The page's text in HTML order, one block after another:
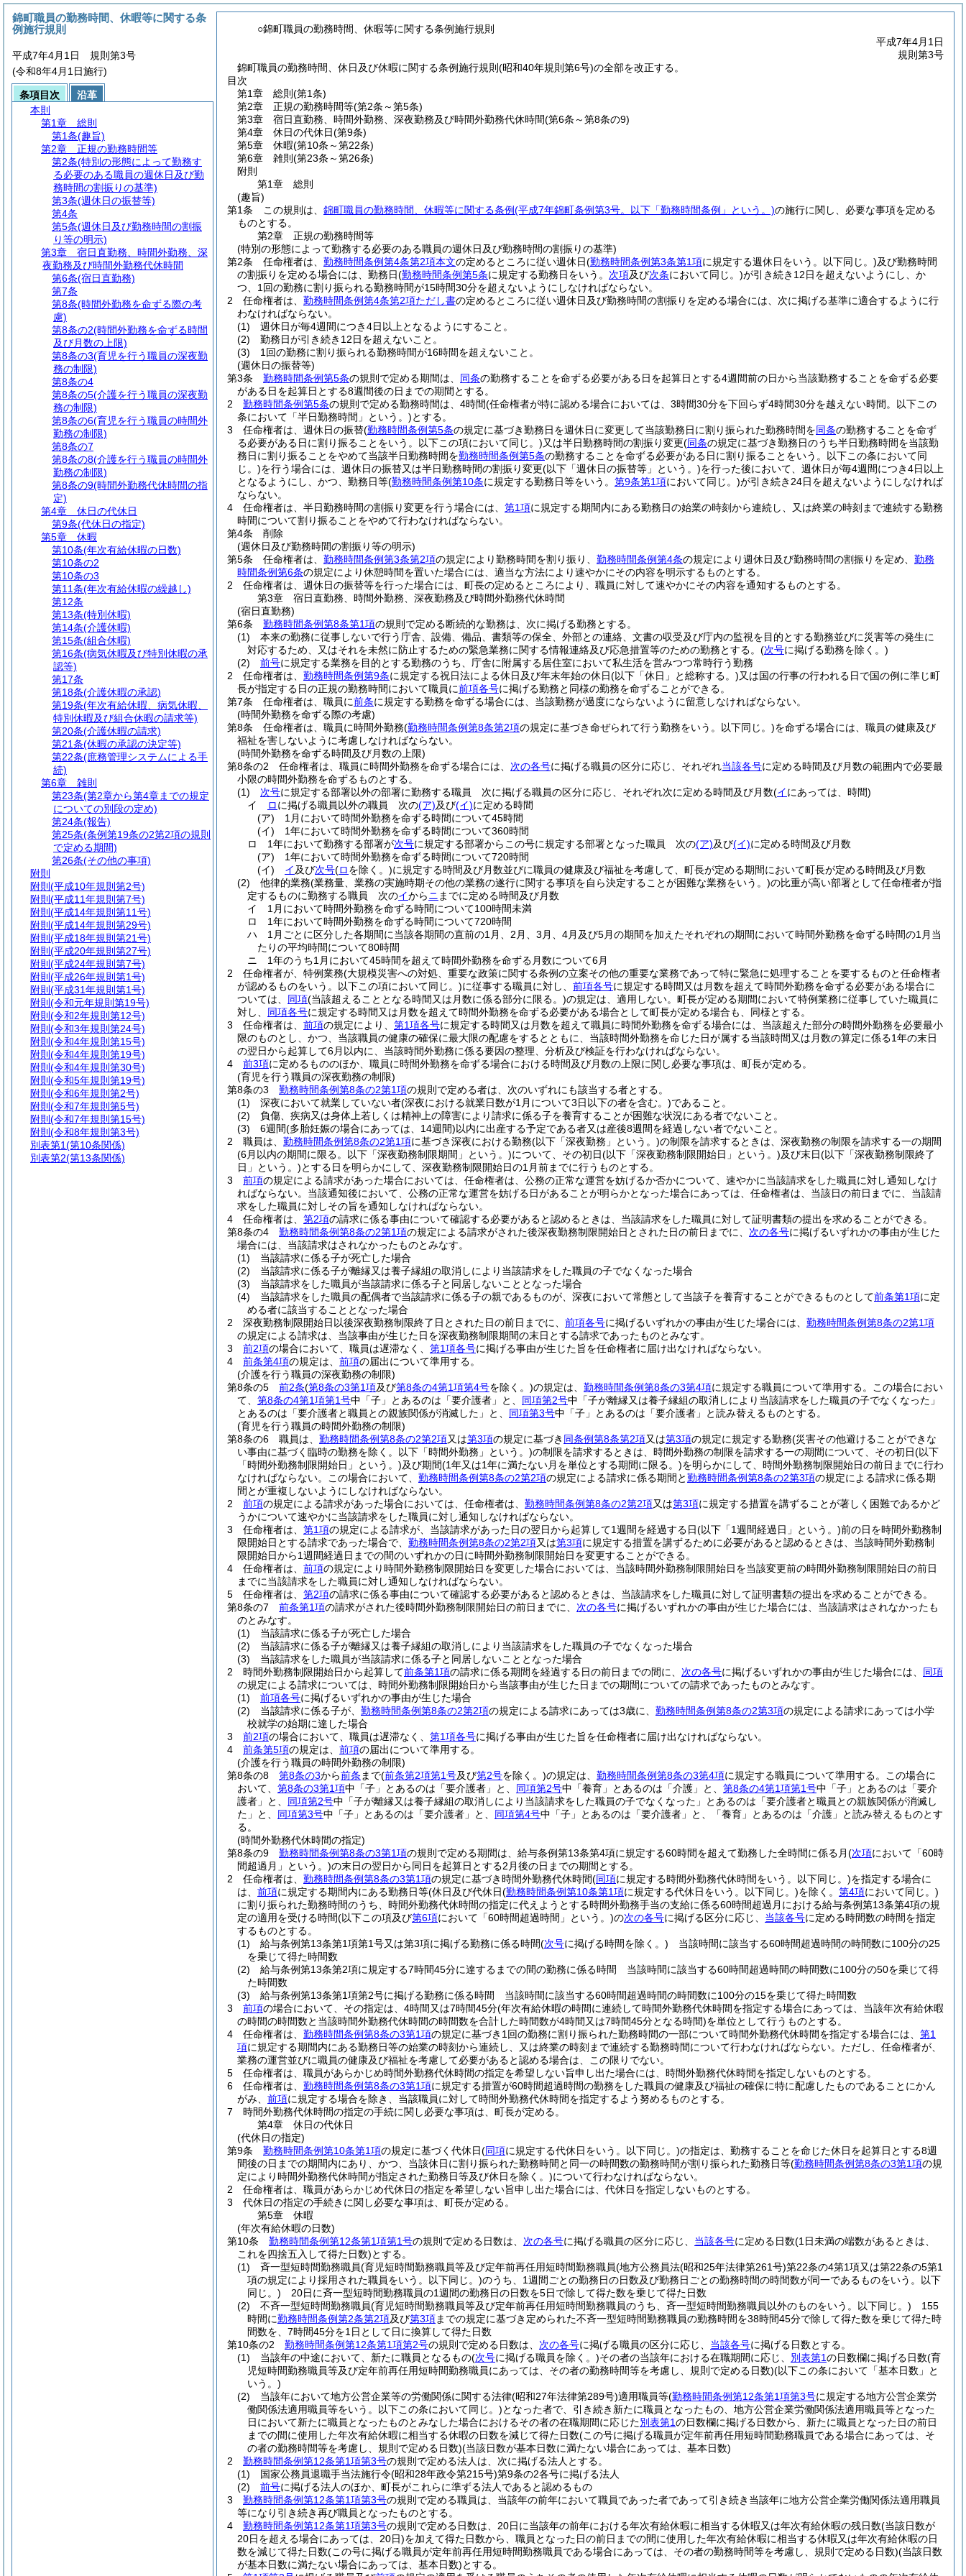
○錦町職員の勤務時間、休暇等に関する条例施行規則
平成7年4月1日
規則第3号
錦町職員の勤務時間、休日及び休暇に関する条例施行規則(昭和40年規則第6号)の全部を改正する。
目次
第1章
総則 (第1条)
第2章
正規の勤務時間等(第2条～第5条)
第3章
宿日直勤務、時間外勤務、深夜勤務及び時間外勤務代休時間(第6条～第8条の9)
第4章
休日の代休日(第9条)
第5章
休暇(第10条～第22条)
第6章
雑則 (第23条～第26条)
附則
第1章
総則
(趣旨)
第1条
この規則は、 錦町職員の勤務時間、休暇等に関する条例(平成7年錦町条例第3号。以下「勤務時間条例」という。)の施行に関し、必要な事項を定める
ものとする。
第2章
正規の勤務時間等
(特別の形態によって勤務する必要のある職員の週休日及び勤務時間の割振りの基準)
第2条
任命権者は、 勤務時間条例第4条第2項本文の定めるところに従い週休日(勤務時間条例第3条第1項に規定する週休日をいう。以下同じ。)及び勤務時間
の割振りを定める場合には、勤務日(勤務時間条例第5条に規定する勤務日をいう。 次項及び次条において同じ。)が引き続き12日を超えないようにし、か
つ、1回の勤務に割り振られる勤務時間が15時間30分を超えないようにしなければならない。
2
任命権者は、 勤務時間条例第4条第2項ただし書の定めるところに従い週休日及び勤務時間の割振りを定める場合には、次に掲げる基準に適合するように行
わなければならない。
(1)
週休日が毎4週間につき4日以上となるようにすること。
(2)
勤務日が引き続き12日を超えないこと。
(3)
1回の勤務に割り振られる勤務時間が16時間を超えないこと。
(週休日の振替等)
第3条
勤務時間条例第5条の規則で定める期間は、 同条の勤務することを命ずる必要がある日を起算日とする4週間前の日から当該勤務することを命ずる必要
がある日を起算日とする8週間後の日までの期間とする。
2
勤務時間条例第5条の規則で定める勤務時間は、4時間(任命権者が特に認める場合においては、3時間30分を下回らず4時間30分を越えない時間。以下この
条において「半日勤務時間」という。)とする。
3
任命権者は、週休日の振替(勤務時間条例第5条の規定に基づき勤務日を週休日に変更して当該勤務日に割り振られた勤務時間を同条の勤務することを命ず
る必要がある日に割り振ることをいう。以下この項において同じ。)又は半日勤務時間の割振り変更(同条の規定に基づき勤務日のうち半日勤務時間を当該勤
務日に割り振ることをやめて当該半日勤務時間を勤務時間条例第5条の勤務することを命ずる必要がある日に割り振ることをいう。以下この条において同
じ。)を行う場合には、週休日の振替又は半日勤務時間の割振り変更(以下「週休日の振替等」という。)を行った後において、週休日が毎4週間につき4日以上
となるようにし、かつ、勤務日等(勤務時間条例第10条に規定する勤務日等をいう。 第9条第1項において同じ。)が引き続き24日を超えないようにしなければ
ならない。
4
任命権者は、半日勤務時間の割振り変更を行う場合には、 第1項に規定する期間内にある勤務日の始業の時刻から連続し、又は終業の時刻まで連続する勤務
時間について割り振ることをやめて行わなければならない。
第4条
削除
(週休日及び勤務時間の割振り等の明示)
第5条
任命権者は、 勤務時間条例第3条第2項の規定により勤務時間を割り振り、 勤務時間条例第4条の規定により週休日及び勤務時間の割振りを定め、 勤務
時間条例第6条の規定により休憩時間を置いた場合には、適当な方法により速やかにその内容を明示するものとする。
2
任命権者は、週休日の振替等を行った場合には、町長の定めるところにより、職員に対して速やかにその内容を通知するものとする。
第3章
宿日直勤務、時間外勤務、深夜勤務及び時間外勤務代休時間
(宿日直勤務)
第6条
勤務時間条例第8条第1項の規則で定める断続的な勤務は、次に掲げる勤務とする。
(1)
本来の勤務に従事しないで行う庁舎、設備、備品、書類等の保全、外部との連絡、文書の収受及び庁内の監視を目的とする勤務並びに災害等の発生に
対応するため、又はそれを未然に防止するための緊急業務に関する情報連絡及び応急措置等のための勤務とする。 (次号に掲げる勤務を除く。)
(2)
前号に規定する業務を目的とする勤務のうち、庁舎に附属する居住室において私生活を営みつつ常時行う勤務
2
任命権者は、 勤務時間条例第9条に規定する祝日法による休日及び年末年始の休日(以下「休日」と総称する。)又は国の行事の行われる日で国の例に準じ町
長が指定する日の正規の勤務時間において職員に前項各号に掲げる勤務と同様の勤務を命ずることができる。
第7条
任命権者は、職員に前条に規定する勤務を命ずる場合には、当該勤務が過度にならないように留意しなければならない。
(時間外勤務を命ずる際の考慮)
第8条
任命権者は、職員に時間外勤務(勤務時間条例第8条第2項の規定に基づき命ぜられて行う勤務をいう。以下同じ。)を命ずる場合には、職員の健康及び
福祉を害しないように考慮しなければならない。
(時間外勤務を命ずる時間及び月数の上限)
第8条の2
任命権者は、職員に時間外勤務を命ずる場合には、 次の各号に掲げる職員の区分に応じ、それぞれ当該各号に定める時間及び月数の範囲内で必要最
小限の時間外勤務を命ずるものとする。
(1)
次号に規定する部署以外の部署に勤務する職員 次に掲げる職員の区分に応じ、それぞれ次に定める時間及び月数(イにあっては、時間)
イ
ロに掲げる職員以外の職員 次の(ア)及び(イ)に定める時間
(ア)
1月において時間外勤務を命ずる時間について45時間
(イ)
1年において時間外勤務を命ずる時間について360時間
ロ
1年において勤務する部署が次号に規定する部署からこの号に規定する部署となった職員 次の(ア)及び(イ)に定める時間及び月数
(ア)
1年において時間外勤務を命ずる時間について720時間
(イ)
イ及び次号(ロを除く。)に規定する時間及び月数並びに職員の健康及び福祉を考慮して、町長が定める期間において町長が定める時間及び月数
(2)
他律的業務(業務量、業務の実施時期その他の業務の遂行に関する事項を自ら決定することが困難な業務をいう。)の比重が高い部署として任命権者が指
定するものに勤務する職員 次のイからニ までに定める時間及び月数
イ
1月において時間外勤務を命ずる時間について100時間未満
ロ
1年において時間外勤務を命ずる時間について720時間
ハ
1月ごとに区分した各期間に当該各期間の直前の1月、2月、3月、4月及び5月の期間を加えたそれぞれの期間において時間外勤務を命ずる時間の1月当
たりの平均時間について80時間
ニ
1年のうち1月において45時間を超えて時間外勤務を命ずる月数について6月
2
任命権者が、特例業務(大規模災害への対処、重要な政策に関する条例の立案その他の重要な業務であって特に緊急に処理することを要するものと任命権者
が認めるものをいう。以下この項において同じ。)に従事する職員に対し、 前項各号に規定する時間又は月数を超えて時間外勤務を命ずる必要がある場合に
ついては、 同項(当該超えることとなる時間又は月数に係る部分に限る。)の規定は、適用しない。 町長が定める期間において特例業務に従事していた職員に
対し、 同項各号に規定する時間又は月数を超えて時間外勤務を命ずる必要がある場合として町長が定める場合も、同様とする。
3
任命権者は、 前項の規定により、 第1項各号に規定する時間又は月数を超えて職員に時間外勤務を命ずる場合には、当該超えた部分の時間外勤務を必要最小
限のものとし、かつ、当該職員の健康の確保に最大限の配慮をするとともに、当該時間外勤務を命じた日が属する当該時間又は月数の算定に係る1年の末日
の翌日から起算して6月以内に、当該時間外勤務に係る要因の整理、分析及び検証を行わなければならない。
4
前3項に定めるもののほか、職員に時間外勤務を命ずる場合における時間及び月数の上限に関し必要な事項は、町長が定める。
(育児を行う職員の深夜勤務の制限)
第8条の3
勤務時間条例第8条の2第1項の規則で定める者は、次のいずれにも該当する者とする。
(1)
深夜において就業していない者(深夜における就業日数が1月について3日以下の者を含む。)であること。
(2)
負傷、疾病又は身体上若しくは精神上の障害により請求に係る子を養育することが困難な状況にある者でないこと。
(3)
6週間(多胎妊娠の場合にあっては、14週間)以内に出産する予定である者又は産後8週間を経過しない者でないこと。
2
職員は、 勤務時間条例第8条の2第1項に基づき深夜における勤務(以下「深夜勤務」という。)の制限を請求するときは、深夜勤務の制限を請求する一の期間
(6月以内の期間に限る。以下「深夜勤務制限期間」という。)について、その初日(以下「深夜勤務制限開始日」という。)及び末日(以下「深夜勤務制限終了
日」という。)とする日を明らかにして、深夜勤務制限開始日の1月前までに行うものとする。
3
前項の規定による請求があった場合においては、任命権者は、公務の正常な運営を妨げるか否かについて、速やかに当該請求をした職員に対し通知しなけ
ればならない。 当該通知後において、公務の正常な運営を妨げる日があることが明らかとなった場合にあっては、任命権者は、当該日の前日までに、当該請
求をした職員に対しその旨を通知しなければならない。
4
任命権者は、 第2項の請求に係る事由について確認する必要があると認めるときは、当該請求をした職員に対して証明書類の提出を求めることができる。
第8条の4
勤務時間条例第8条の2第1項の規定による請求がされた後深夜勤務制限開始日とされた日の前日までに、 次の各号に掲げるいずれかの事由が生じた
場合には、当該請求はされなかったものとみなす。
(1)
当該請求に係る子が死亡した場合
(2)
当該請求に係る子が離縁又は養子縁組の取消しにより当該請求をした職員の子でなくなった場合
(3)
当該請求をした職員が当該請求に係る子と同居しないこととなった場合
(4)
当該請求をした職員の配偶者で当該請求に係る子の親であるものが、深夜において常態として当該子を養育することができるものとして前条第1項に定
める者に該当することとなった場合
2
深夜勤務制限開始日以後深夜勤務制限終了日とされた日の前日までに、 前項各号に掲げるいずれかの事由が生じた場合には、 勤務時間条例第8条の2第1項
の規定による請求は、当該事由が生じた日を深夜勤務制限期間の末日とする請求であったものとみなす。
3
前2項の場合において、職員は遅滞なく、 第1項各号に掲げる事由が生じた旨を任命権者に届け出なければならない。
4
前条第4項の規定は、 前項の届出について準用する。
(介護を行う職員の深夜勤務の制限)
第8条の5
前2条(第8条の3第1項及び第8条の4第1項第4号を除く。)の規定は、 勤務時間条例第8条の3第4項に規定する職員について準用する。
この場合におい
て、 第8条の4第1項第1号中「子」とあるのは「要介護者」と、 同項第2号中「子が離縁又は養子縁組の取消しにより当該請求をした職員の子でなくなった」
とあるのは「要介護者と職員との親族関係が消滅した」と、 同項第3号中「子」とあるのは「要介護者」と読み替えるものとする。
(育児を行う職員の時間外勤務の制限)
第8条の6
職員は、 勤務時間条例第8条の2第2項又は第3項の規定に基づき 同条例第8条第2項又は第3項の規定に規定する勤務(災害その他避けることができな
い事由に基づく臨時の勤務を除く。以下「時間外勤務」という。)の制限を請求するときは、時間外勤務の制限を請求する一の期間について、その初日(以下
「時間外勤務制限開始日」という。)及び期間(1年又は1年に満たない月を単位とする期間に限る。)を明らかにして、時間外勤務制限開始日の前日までに行わ
なければならない。
この場合において、 勤務時間条例第8条の2第2項の規定による請求に係る期間と勤務時間条例第8条の2第3項の規定による請求に係る期
間とが重複しないようにしなければならない。
2
前項の規定による請求があった場合においては、任命権者は、 勤務時間条例第8条の2第2項又は第3項に規定する措置を講ずることが著しく困難であるかど
うかについて速やかに当該請求をした職員に対し通知しなければならない。
3
任命権者は、 第1項の規定による請求が、当該請求があった日の翌日から起算して1週間を経過する日(以下「1週間経過日」という。)前の日を時間外勤務制
限開始日とする請求であった場合で、 勤務時間条例第8条の2第2項又は第3項に規定する措置を講ずるために必要があると認めるときは、当該時間外勤務制
限開始日から1週間経過日までの間のいずれかの日に時間外勤務制限開始日を変更することができる。
4
任命権者は、 前項の規定により時間外勤務制限開始日を変更した場合においては、当該時間外勤務制限開始日を当該変更前の時間外勤務制限開始日の前日
までに当該請求をした職員に対し通知しなければならない。
5
任命権者は、 第2項の請求に係る事由について確認する必要があると認めるときは、当該請求をした職員に対して証明書類の提出を求めることができる。
第8条の7
前条第1項の請求がされた後時間外勤務制限開始日の前日までに、 次の各号に掲げるいずれかの事由が生じた場合には、当該請求はされなかったも
のとみなす。
(1)
当該請求に係る子が死亡した場合
(2)
当該請求に係る子が離縁又は養子縁組の取消しにより当該請求をした職員の子でなくなった場合
(3)
当該請求をした職員が当該請求に係る子と同居しないこととなった場合
2
時間外勤務制限開始日から起算して前条第1項の請求に係る期間を経過する日の前日までの間に、 次の各号に掲げるいずれかの事由が生じた場合には、 同項
の規定による請求については、時間外勤務制限開始日から当該事由が生じた日までの期間についての請求であったものとみなす。
(1)
前項各号に掲げるいずれかの事由が生じた場合
(2)
当該請求に係る子が、 勤務時間条例第8条の2第2項の規定による請求にあっては3歳に、 勤務時間条例第8条の2第3項の規定による請求にあっては小学
校就学の始期に達した場合
3
前2項の場合において、職員は遅滞なく、 第1項各号に掲げる事由が生じた旨を任命権者に届け出なければならない。
4
前条第5項の規定は、 前項の届出について準用する。
(介護を行う職員の時間外勤務の制限)
第8条の8
第8条の3から前条 まで(前条第2項第1号及び第2号を除く。)の規定は、 勤務時間条例第8条の3第4項に規定する職員について準用する。
この場合に
おいて、 第8条の3第1項中「子」とあるのは「要介護者」と、 同項第2号中「養育」とあるのは「介護」と、 第8条の4第1項第1号中「子」とあるのは「要介
護者」と、 同項第2号中「子が離縁又は養子縁組の取消しにより当該請求をした職員の子でなくなった」とあるのは「要介護者と職員との親族関係が消滅し
た」と、 同項第3号中「子」とあるのは「要介護者」と、 同項第4号中「子」とあるのは「要介護者」と、「養育」とあるのは「介護」と読み替えるものとす
る。
(時間外勤務代休時間の指定)
第8条の9
勤務時間条例第8条の3第1項の規則で定める期間は、給与条例第13条第4項に規定する60時間を超えて勤務した全時間に係る月(次項において「60時
間超過月」という。)の末日の翌日から同日を起算日とする2月後の日までの期間とする。
2
任命権者は、 勤務時間条例第8条の3第1項の規定に基づき時間外勤務代休時間(同項に規定する時間外勤務代休時間をいう。以下同じ。)を指定する場合に
は、 前項に規定する期間内にある勤務日等(休日及び代休日(勤務時間条例第10条第1項に規定する代休日をいう。以下同じ。)を除く。 第4項において同じ。)
に割り振られた勤務時間のうち、時間外勤務代休時間の指定に代えようとする時間外勤務手当の支給に係る60時間超過月における給与条例第13条第4項の規
定の適用を受ける時間(以下この項及び第6項において「60時間超過時間」という。)の次の各号に掲げる区分に応じ、 当該各号に定める時間数の時間を指定
するものとする。
(1)
給与条例第13条第1項第1号又は第3項に掲げる勤務に係る時間(次号に掲げる時間を除く。) 当該時間に該当する60時間超過時間の時間数に100分の25
を乗じて得た時間数
(2)
給与条例第13条第2項に規定する7時間45分に達するまでの間の勤務に係る時間 当該時間に該当する60時間超過時間の時間数に100分の50を乗じて得
た時間数
(3)
給与条例第13条第1項第2号に掲げる勤務に係る時間 当該時間に該当する60時間超過時間の時間数に100分の15を乗じて得た時間数
3
前項の場合において、その指定は、4時間又は7時間45分(年次有給休暇の時間に連続して時間外勤務代休時間を指定する場合にあっては、当該年次有給休暇
の時間の時間数と当該時間外勤務代休時間の時間数を合計した時間数が4時間又は7時間45分となる時間)を単位として行うものとする。
4
任命権者は、 勤務時間条例第8条の3第1項の規定に基づき1回の勤務に割り振られた勤務時間の一部について時間外勤務代休時間を指定する場合には、 第1
項に規定する期間内にある勤務日等の始業の時刻から連続し、又は終業の時刻まで連続する勤務時間について行わなければならない。 ただし、任命権者が、
業務の運営並びに職員の健康及び福祉を考慮して必要があると認める場合は、この限りでない。
5
任命権者は、職員があらかじめ時間外勤務代休時間の指定を希望しない旨申し出た場合には、時間外勤務代休時間を指定しないものとする。
6
任命権者は、 勤務時間条例第8条の3第1項に規定する措置が60時間超過時間の勤務をした職員の健康及び福祉の確保に特に配慮したものであることにかん
がみ、 前項に規定する場合を除き、当該職員に対して時間外勤務代休時間を指定するよう努めるものとする。
7
時間外勤務代休時間の指定の手続に関し必要な事項は、町長が定める。
第4章
休日の代休日
(代休日の指定)
第9条
勤務時間条例第10条第1項の規定に基づく代休日(同項に規定する代休日をいう。以下同じ。)の指定は、勤務することを命じた休日を起算日とする8週
間後の日までの期間内にあり、かつ、当該休日に割り振られた勤務時間と同一の時間数の勤務時間が割り振られた勤務日等(勤務時間条例第8条の3第1項の規
定により時間外勤務代休時間が指定された勤務日等及び休日を除く。)について行わなければならない。
2
任命権者は、職員があらかじめ代休日の指定を希望しない旨申し出た場合には、代休日を指定しないものとする。
3
代休日の指定の手続きに関し必要な事項は、町長が定める。
第5章
休暇
(年次有給休暇の日数)
第10条
勤務時間条例第12条第1項第1号の規則で定める日数は、 次の各号に掲げる職員の区分に応じ、 当該各号に定める日数(1日未満の端数があるときは、
これを四捨五入して得た日数)とする。
(1)
斉一型短時間勤務職員(育児短時間勤務職員等及び定年前再任用短時間勤務職員(地方公務員法(昭和25年法律第261号)第22条の4第1項又は第22条の5第1
項の規定により採用された職員をいう。以下同じ。)のうち、1週間ごとの勤務日の日数及び勤務日ごとの勤務時間の時間数が同一であるものをいう。以下
同じ。) 20日に斉一型短時間勤務職員の1週間の勤務日の日数を5日で除して得た数を乗じて得た日数
(2)
不斉一型短時間勤務職員(育児短時間勤務職員等及び定年前再任用短時間勤務職員のうち、斉一型短時間勤務職員以外のものをいう。以下同じ。) 155
時間に勤務時間条例第2条第2項及び第3項までの規定に基づき定められた不斉一型短時間勤務職員の勤務時間を38時間45分で除して得た数を乗じて得た時
間数を、7時間45分を1日として日に換算して得た日数
第10条の2
勤務時間条例第12条第1項第2号の規則で定める日数は、 次の各号に掲げる職員の区分に応じ、 当該各号に掲げる日数とする。
(1)
当該年の中途において、新たに職員となるもの(次号に掲げる職員を除く。)その者の当該年における在職期間に応じ、 別表第1の日数欄に掲げる日数(育
児短時間勤務職員等及び定年前再任用短時間勤務職員にあっては、その者の勤務時間等を考慮し、規則で定める日数)(以下この条において「基本日数」と
いう。)
(2)
当該年において地方公営企業等の労働関係に関する法律(昭和27年法律第289号)適用職員等(勤務時間条例第12条第1項第3号に規定する地方公営企業労
働関係法適用職員等をいう。以下この条において同じ。)となった者で、引き続き新たに職員となったもの、地方公営企業労働関係法適用職員等となった
日において新たに職員となったものとみなした場合におけるその者の在職期間に応じた別表第1の日数欄に掲げる日数から、新たに職員となった日の前日
までの間に使用した年次有給休暇に相当する休暇の日数を減じて得た日数(この号に掲げる職員が定年前再任用短時間勤務職員である場合にあっては、そ
の者の勤務時間等を考慮し、規則で定める日数)(当該日数が基本日数に満たない場合にあっては、基本日数)
2
勤務時間条例第12条第1項第3号の規則で定める法人は、次に掲げる法人とする。
(1)
国家公務員退職手当法施行令(昭和28年政令第215号)第9条の2各号に掲げる法人
(2)
前号に掲げる法人のほか、町長がこれらに準ずる法人であると認めるもの
3
勤務時間条例第12条第1項第3号の規則で定める職員は、当該年の前年において職員であった者であって引き続き当該年に地方公営企業労働関係法適用職員
等になり引き続き再び職員となったものとする。
4
勤務時間条例第12条第1項第3号の規則で定める日数は、20日に当該年の前年における年次有給休暇に相当する休暇又は年次有給休暇の残日数(当該日数が
20日を超える場合にあっては、20日)を加えて得た日数から、職員となった日の前日までの間に使用した年次有給休暇に相当する休暇又は年次有給休暇の日
数を減じて得た日数(この号に掲げる職員が定年前再任用短時間勤務職員である場合にあっては、その者の勤務時間等を考慮し、規則で定める日数)(当該日数
が基本日数に満たない場合にあっては、基本日数)とする。
錦町職員の勤務時間、休暇等に関する条
例施行規則
平成7年4月1日 規則第3号
(令和8年4月1日施行)
条項目次
沿革
本則
第1章
総則
第1条(趣旨)
第2章
正規の勤務時間等
第2条(特別の形態によって勤務す
る必要のある職員の週休日及び勤
務時間の割振りの基準)
第3条(週休日の振替等)
第4条
第5条(週休日及び勤務時間の割振
り等の明示)
第3章
宿日直勤務、時間外勤務、深
夜勤務及び時間外勤務代休時間
第6条(宿日直勤務)
第7条
第8条(時間外勤務を命ずる際の考
慮)
第8条の2(時間外勤務を命ずる時間
及び月数の上限)
第8条の3(育児を行う職員の深夜勤
務の制限)
第8条の4
第8条の5(介護を行う職員の深夜勤
務の制限)
第8条の6(育児を行う職員の時間外
勤務の制限)
第8条の7
第8条の8(介護を行う職員の時間外
勤務の制限)
第8条の9(時間外勤務代休時間の指
定)
第4章
休日の代休日
第9条(代休日の指定)
第5章
休暇
第10条(年次有給休暇の日数)
第10条の2
第10条の3
第11条(年次有給休暇の繰越し)
第12条
第13条(特別休暇)
第14条(介護休暇)
第15条(組合休暇)
第16条(病気休暇及び特別休暇の承
認等)
第17条
第18条(介護休暇の承認)
第19条(年次有給休暇、病気休暇、
特別休暇及び組合休暇の請求等)
第20条(介護休暇の請求)
第21条(休暇の承認の決定等)
第22条(庶務管理システムによる手
続)
第6章
雑則
第23条(第2章から第4章までの規定
についての別段の定め)
第24条(報告)
第25条(条例第19条の2第2項の規則
で定める期間)
第26条(その他の事項)
附則
附則 (平成10年規則第2号)
附則 (平成11年規則第7号)
附則 (平成14年規則第11号)
附則 (平成14年規則第29号)
附則 (平成18年規則第21号)
附則 (平成20年規則第27号)
附則 (平成24年規則第7号)
附則 (平成26年規則第1号)
附則 (平成31年規則第1号)
附則 (令和元年規則第19号)
附則 (令和2年規則第12号)
附則 (令和3年規則第24号)
附則 (令和4年規則第15号)
附則 (令和4年規則第19号)
附則 (令和4年規則第30号)
附則 (令和5年規則第19号)
附則 (令和6年規則第2号)
附則 (令和7年規則第5号)
附則 (令和7年規則第15号)
附則 (令和8年規則第3号)
別表第1(第10条関係)
別表第2(第13条関係)